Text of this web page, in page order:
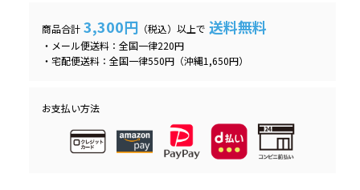
商品合計 3,300円 （税込）以上で 送料無料
・メール便送料：全国一律220円
・宅配便送料：全国一律550円（沖縄1,650円）
お支払い方法